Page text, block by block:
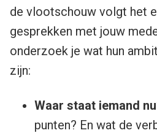
de vlootschouw volgt het
gesprekken met jouw
onderzoek je wat hun
zijn:
Waar staat iemand
punten? En wat de